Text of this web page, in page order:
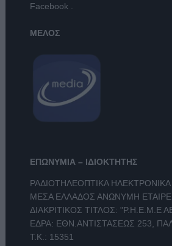
Facebook
ΜΕΛΟΣ
ΕΠΩΝΥΜΙΑ – ΙΔΙΟΚΤΗΤΗΣ
ΡΑΔΙΟΤΗΛΕΟΠΤΙΚΑ ΗΛΕΚΤΡΟΝΙΚΑ
ΜΕΣΑ ΕΛΛΑΔΟΣ ΑΝΩΝΥΜΗ
ΔΙΑΚΡΙΤΙΚΟΣ ΤΙΤΛΟΣ: "Ρ.Η.Ε.Μ.Ε
ΕΔΡΑ: ΕΘΝ.ΑΝΤΙΣΤΑΣΕΩΣ 253,
Τ.Κ.: 15351